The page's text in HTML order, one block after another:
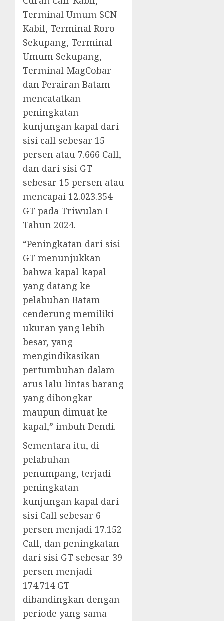
Terminal Umum SCN
Kabil, Terminal Roro
Sekupang, Terminal
Umum Sekupang,
Terminal MagCobar
dan Perairan Batam
mencatatkan
peningkatan
kunjungan kapal dari
sisi call sebesar 15
persen atau 7.666 Call,
dan dari sisi GT
sebesar 15 persen atau
mencapai 12.023.354
GT pada Triwulan I
Tahun 2024.
“Peningkatan dari sisi
GT menunjukkan
bahwa kapal-kapal
yang datang ke
pelabuhan Batam
cenderung memiliki
ukuran yang lebih
besar, yang
mengindikasikan
pertumbuhan dalam
arus lalu lintas barang
yang dibongkar
maupun dimuat ke
kapal,” imbuh Dendi.
Sementara itu, di
pelabuhan
penumpang, terjadi
peningkatan
kunjungan kapal dari
sisi Call sebesar 6
persen menjadi 17.152
Call, dan peningkatan
dari sisi GT sebesar 39
persen menjadi
174.714 GT
dibandingkan dengan
periode yang sama